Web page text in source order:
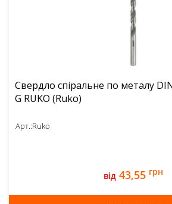
Свердло спіральне по металу
G RUKO (Ruko)
Арт.:Ruko
від 43,55 грн